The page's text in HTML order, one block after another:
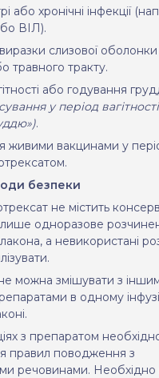
або хронічні інфекції
ВІЛ).
слизової оболонки
травного тракту.
або годування
у період
.
живими вакцинами у
безпеки
не містить
одноразове
а невикористані
можна змішувати з
в одному
з препаратом
правил поводження з
речовинами. Необхідно